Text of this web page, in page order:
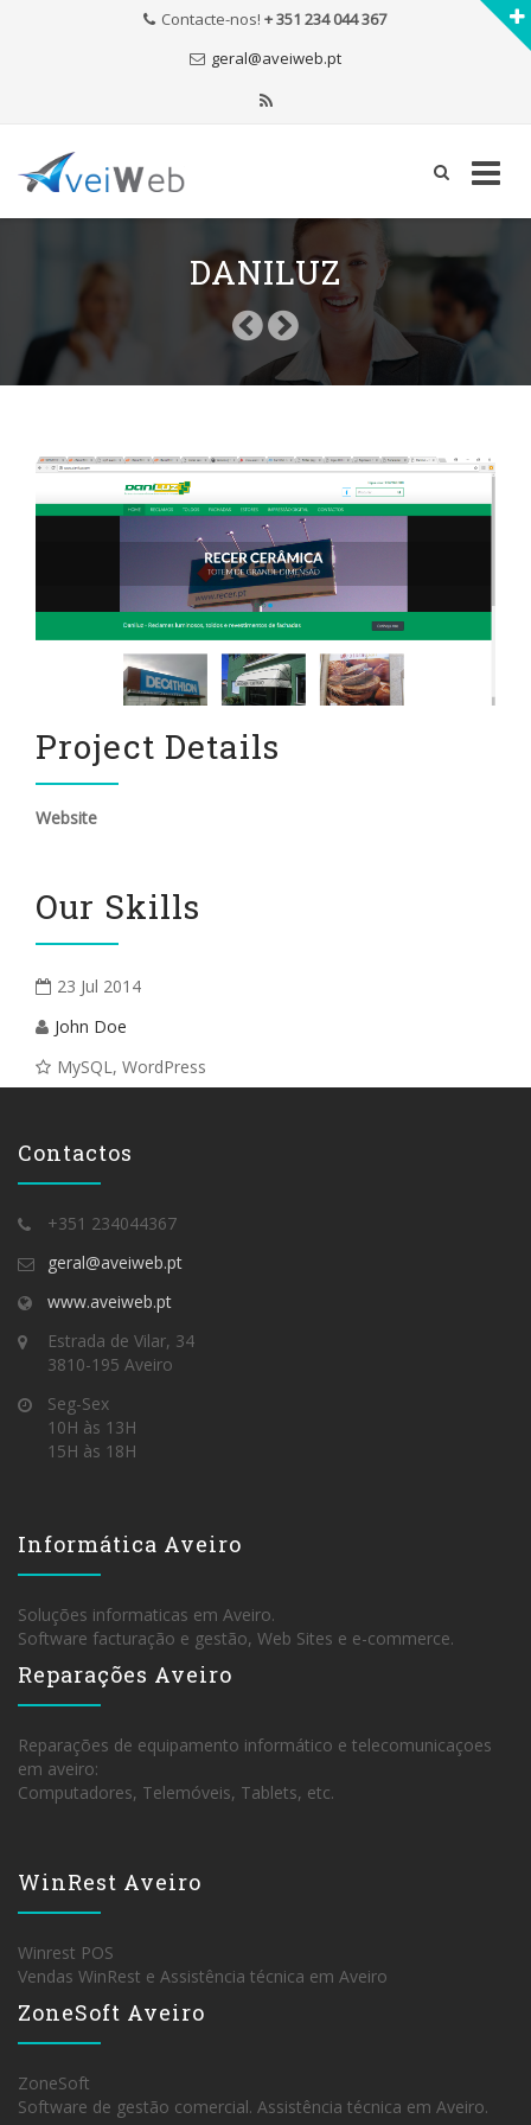
Contacte-nos! + 351 234 044 367
geral@aveiweb.pt
DANILUZ
Project Details
Website
Our Skills
23 Jul 2014
John Doe
MySQL, WordPress
Contactos
+351 234044367
geral@aveiweb.pt
www.aveiweb.pt
Estrada de Vilar, 34
3810-195 Aveiro
Seg-Sex
10H às 13H
15H às 18H
Informática Aveiro
Soluções informaticas em Aveiro.
Software facturação e gestão, Web Sites e e-commerce.
Reparações Aveiro
Reparações de equipamento informático e telecomunicaçoes
em aveiro:
Computadores, Telemóveis, Tablets, etc.
WinRest Aveiro
Winrest POS
Vendas WinRest e Assistência técnica em Aveiro
ZoneSoft Aveiro
ZoneSoft
Software de gestão comercial. Assistência técnica em Aveiro.